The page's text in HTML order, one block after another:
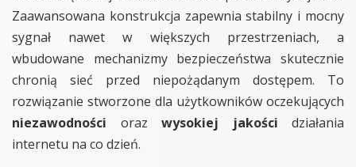
Zaawansowana konstrukcja zapewnia stabilny i mocny
sygnał nawet w większych przestrzeniach, a
wbudowane mechanizmy bezpieczeństwa skutecznie
chronią sieć przed niepożądanym dostępem. To
rozwiązanie stworzone dla użytkowników oczekujących
niezawodności oraz wysokiej jakości działania
internetu na co dzień.